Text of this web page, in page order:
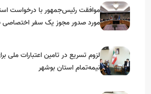
موافقت رئیس‌جمهور با درخواست
مورد صدور مجوز یک سفر اختصاصی
لزوم تسریع در تامین اعتبارات ملی
نیمه‌تمام استان بوشهر